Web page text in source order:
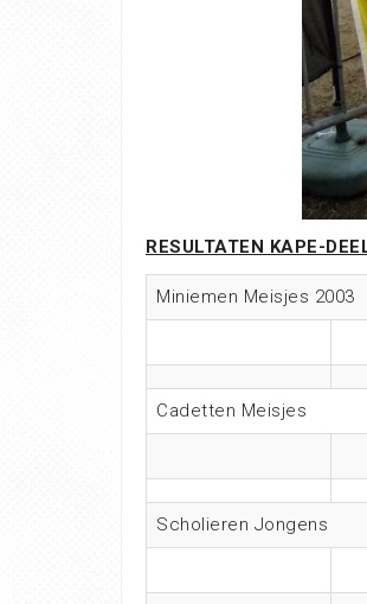
RESULTATEN KAPE-
Miniemen Meisjes 2003
Cadetten Meisjes
Scholieren Jongens